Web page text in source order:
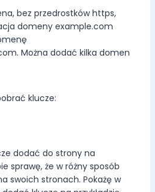
bez przedrostków https,
domeny example.com
Można dodać kilka domen
klucze:
dodać do strony na
sprawę, że w różny sposób
swoich stronach. Pokażę w